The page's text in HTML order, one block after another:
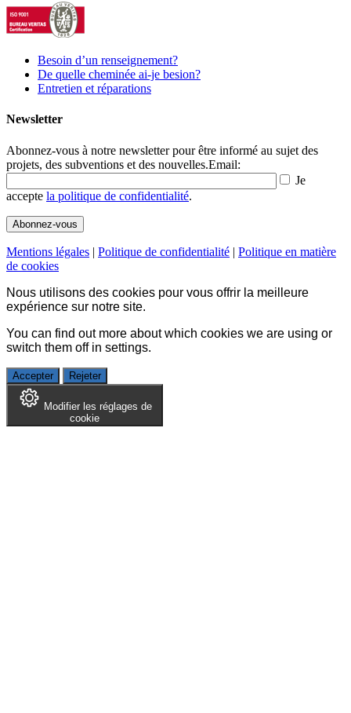
Besoin d’un renseignement?
De quelle cheminée ai-je besion?
Entretien et réparations
Newsletter
Abonnez-vous à notre newsletter pour être informé au sujet des
projets, des subventions et des nouvelles.Email:
Je
accepte la politique de confidentialité.
Mentions légales | Politique de confidentialité | Politique en matière
de cookies
Nous utilisons des cookies pour vous offrir la meilleure
expérience sur notre site.
You can find out more about which cookies we are using or
switch them off in settings.
Accepter Rejeter
Modifier les réglages de
cookie